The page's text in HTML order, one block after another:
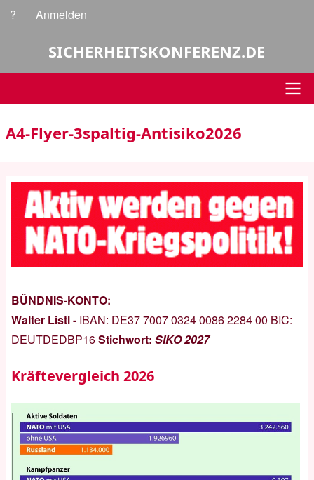
Direkt
Benutzermenü
? Anmelden
SICHERHEITSKONFERENZ.DE
Hauptnavigation
A4-Flyer-3spaltig-Antisiko2026
BÜNDNIS-KONTO:
Walter Listl - IBAN: DE37 7007 0324 0086 2284 00 BIC:
DEUTDEDBP16Stichwort: SIKO 2027
Kräftevergleich 2026